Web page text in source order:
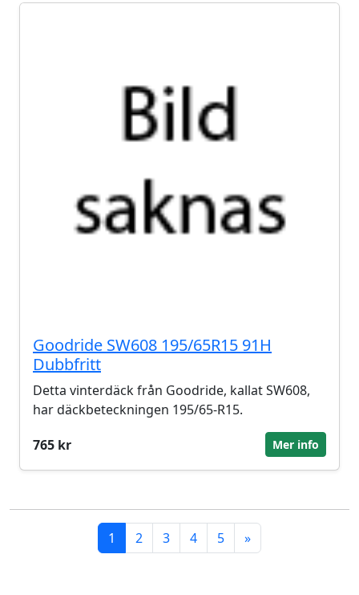
Goodride SW608 195/65R15 91H
Dubbfritt
Detta vinterdäck från Goodride, kallat SW608,
har däckbeteckningen 195/65-R15.
765 kr
Mer info
1 2 3 4 5 »